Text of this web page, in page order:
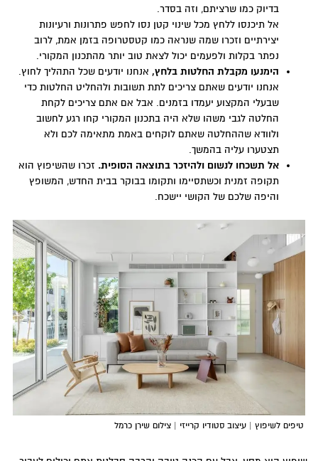
בדיוק כמו שרציתם, וזה בסדר.
אל תיכנסו ללחץ מכל שינוי קטן נסו לחפש פתרונות ורעיונות
יצירתיים וזכרו שמה שנראה כמו קטסטרופה בזמן אמת, לרוב
נפתר בקלות ולפעמים יכול לצאת טוב יותר מהתכנון המקורי.
הימנעו מקבלת החלטות בלחץ, אנחנו יודעים שכל התהליך לחוץ.
אנחנו יודעים שאתם צריכים לתת תשובות ולהחליט החלטות כדי
שבעלי המקצוע יעמדו בזמנים. אבל אם אתם צריכים לקחת
החלטה לגבי משהו שלא היה בתכנון המקורי קחו רגע לחשוב
ולוודא שההחלטה שאתם לוקחים באמת מתאימה לכם ולא
תצטערו עליה בהמשך.
אל תשכחו לנשום ולהיזכר בתוצאה הסופית. זכרו שהשיפוץ הוא
תקופה זמנית וכשתסיימו ותקומו בבוקר בבית החדש, המשופץ
והיפה שלכם של הקושי יישכח.
טיפים לשיפוץ | עיצוב סטודיו קרייזי | צילום שירן כרמל